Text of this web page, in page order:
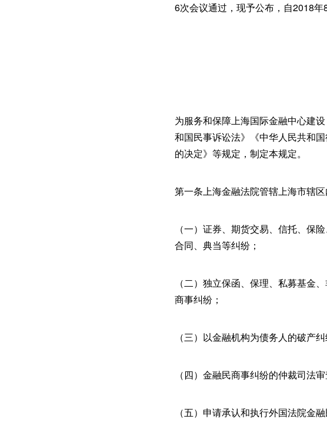
6次会议通过，现予公布，自2018年
为服务和保障上海国际金融中心建
和国民事诉讼法》《中华人民共和
的决定》等规定，制定本规定。
第一条上海金融法院管辖上海市辖
（一）证券、期货交易、信托、保
合同、典当等纠纷；
（二）独立保函、保理、私募基金
商事纠纷；
（三）以金融机构为债务人的破产纠
（四）金融民商事纠纷的仲裁司法审
（五）申请承认和执行外国法院金